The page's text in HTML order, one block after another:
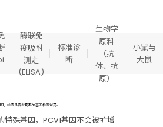
酶联免
疫吸附
测定
(ELISA)
标准诊
断
生物学
原料
（抗
体、抗
原）
小鼠与
大鼠
，检查是否有病毒的基因检查试药。
殊基因，PCV1基因不会被扩增